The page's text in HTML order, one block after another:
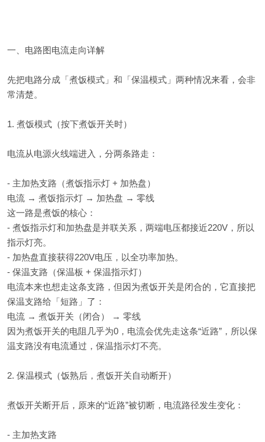
一、电路图电流走向详解
先把电路分成「煮饭模式」和「保温模式」两种情况来看，会非
常清楚。
1. 煮饭模式（按下煮饭开关时）
电流从电源火线端进入，分两条路走：
- 主加热支路（煮饭指示灯 + 加热盘）
电流 → 煮饭指示灯 → 加热盘 → 零线
这一路是煮饭的核心：
- 煮饭指示灯和加热盘是并联关系，两端电压都接近220V，所以
指示灯亮。
- 加热盘直接获得220V电压，以全功率加热。
- 保温支路（保温板 + 保温指示灯）
电流本来也想走这条支路，但因为煮饭开关是闭合的，它直接把
保温支路给「短路」了：
电流 → 煮饭开关（闭合） → 零线
因为煮饭开关的电阻几乎为0，电流会优先走这条“近路”，所以保
温支路没有电流通过，保温指示灯不亮。
2. 保温模式（饭熟后，煮饭开关自动断开）
煮饭开关断开后，原来的“近路”被切断，电流路径发生变化：
- 主加热支路